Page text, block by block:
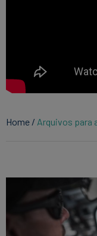
Home / Arquivos para